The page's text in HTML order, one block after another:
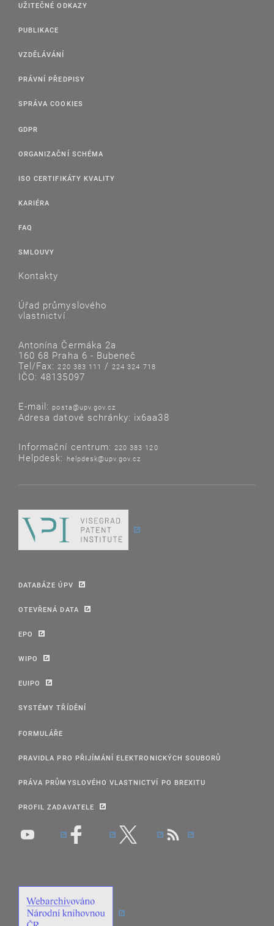
UŽITEČNÉ ODKAZY
PUBLIKACE
VZDĚLÁVÁNÍ
PRÁVNÍ PŘEDPISY
SPRÁVA COOKIES
GDPR
ORGANIZAČNÍ SCHÉMA
ISO CERTIFIKÁTY KVALITY
KARIÉRA
FAQ
SMLOUVY
Kontakty
Úřad průmyslového
vlastnictví
Antonína Čermáka 2a
160 68 Praha 6 - Bubeneč
Tel/Fax:220 383 111 /224 324 718
IČO: 48135097
E-mail: posta@upv.gov.cz
Adresa datové schránky: ix6aa38
Informační centrum: 220 383 120
Helpdesk: helpdesk@upv.gov.cz
DATABÁZE ÚPV
OTEVŘENÁ DATA
EPO
WIPO
EUIPO
SYSTÉMY TŘÍDĚNÍ
FORMULÁŘE
PRAVIDLA PRO PŘIJÍMÁNÍ ELEKTRONICKÝCH SOUBORŮ
PRÁVA PRŮMYSLOVÉHO VLASTNICTVÍ PO BREXITU
PROFIL ZADAVATELE